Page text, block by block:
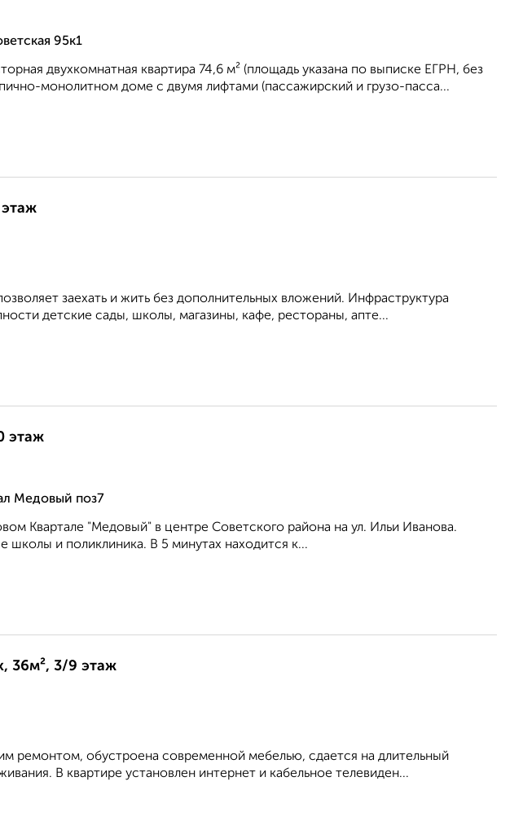
95к1
двухкомнатная квартира 74,6 м² (площадь указана по выписке ЕГРН, без
монолитном доме с двумя лифтами (пассажирский и грузо-пасса...
этаж
заехать и жить без дополнительных вложений. Инфраструктура
детские сады, школы, магазины, кафе, рестораны, апте...
этаж
Медовый поз7
Квартале "Медовый" в центре Советского района на ул. Ильи Иванова.
и поликлиника. В 5 минутах находится к...
36м², 3/9 этаж
ремонтом, обустроена современной мебелью, сдается на длительный
В квартире установлен интернет и кабельное телевиден...